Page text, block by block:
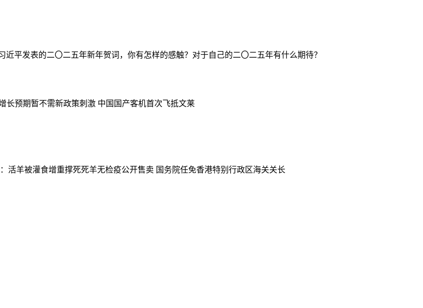
近平发表的二〇二五年新年贺词，你有怎样的感触？对于自己的二〇二五年有什么期待？
长预期暂不需新政策刺激 中国国产客机首次飞抵文莱
活羊被灌食增重撑死死羊无检疫公开售卖 国务院任免香港特别行政区海关关长